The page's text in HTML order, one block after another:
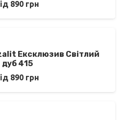
890 грн
Ексклюзив Світлий
дуб 415
890 грн